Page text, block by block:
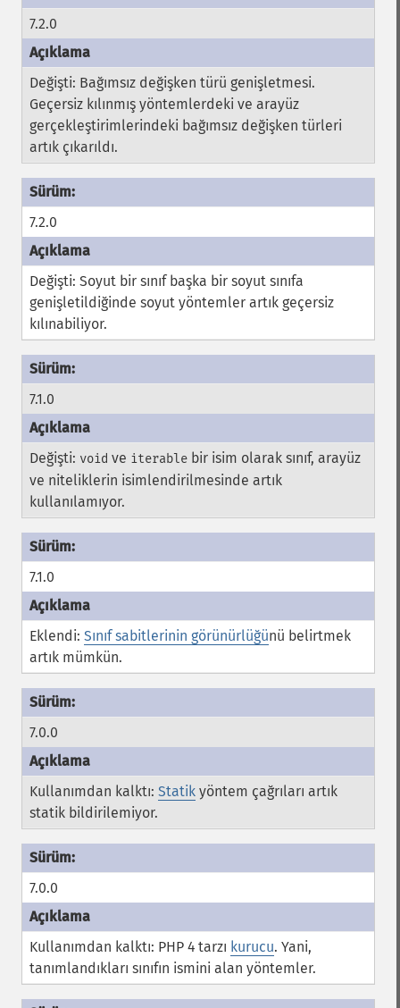
7.2.0
Değişti: Bağımsız değişken türü genişletmesi.
Geçersiz kılınmış yöntemlerdeki ve arayüz
gerçekleştirimlerindeki bağımsız değişken türleri
artık çıkarıldı.
7.2.0
Değişti: Soyut bir sınıf başka bir soyut sınıfa
genişletildiğinde soyut yöntemler artık geçersiz
kılınabiliyor.
7.1.0
Değişti: void ve iterable bir isim olarak sınıf, arayüz
ve niteliklerin isimlendirilmesinde artık
kullanılamıyor.
7.1.0
Eklendi: Sınıf sabitlerinin görünürlüğünü belirtmek
artık mümkün.
7.0.0
Kullanımdan kalktı: Statik yöntem çağrıları artık
statik bildirilemiyor.
7.0.0
Kullanımdan kalktı: PHP 4 tarzı kurucu. Yani,
tanımlandıkları sınıfın ismini alan yöntemler.